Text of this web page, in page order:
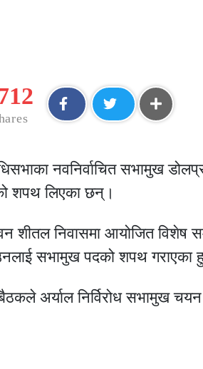
नवनिर्वाचित सभामुख
शपथ लिएका छन्।
शीतल निवासमा आयोजित विशेष
सभामुख पदको शपथ गराएका
अर्याल निर्विरोध सभामुख